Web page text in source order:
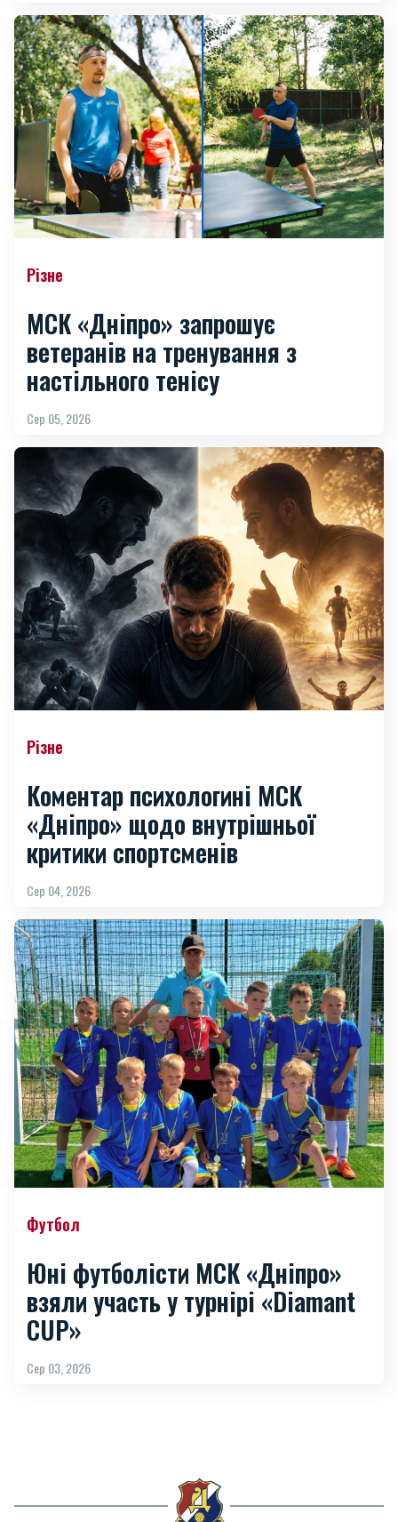
Різне
МСК «Дніпро» запрошує
ветеранів на тренування з
настільного тенісу
Сер 05, 2026
Різне
Коментар психологині МСК
«Дніпро» щодо внутрішньої
критики спортсменів
Сер 04, 2026
Футбол
Юні футболісти МСК «Дніпро»
взяли участь у турнірі «Diamant
CUP»
Сер 03, 2026